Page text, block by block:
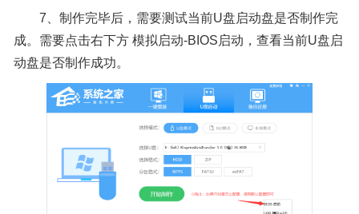
7、制作完毕后，需要测试当前U盘启动盘是否制作完
成。需要点击右下方 模拟启动-BIOS启动，查看当前U盘启
动盘是否制作成功。